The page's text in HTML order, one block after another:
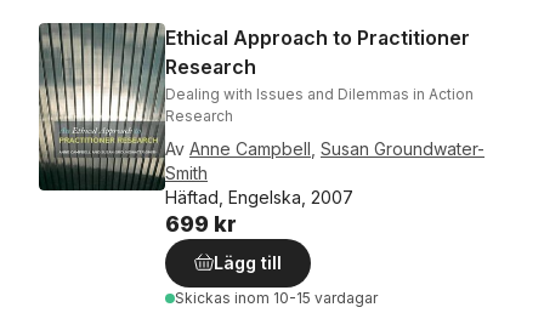
Ethical Approach to Practitioner
Research
Dealing with Issues and Dilemmas in Action
Research
Av Anne Campbell Susan Groundwater-
Smith
Häftad, Engelska, 2007
699 kr
Lägg till
Skickas inom 10-15 vardagar